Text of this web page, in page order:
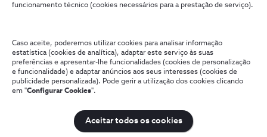
funcionamento técnico (cookies necessários para a prestação de serviço).
Caso aceite, poderemos utilizar cookies para analisar informação
estatística (cookies de analítica), adaptar este serviço às suas
preferências e apresentar-lhe funcionalidades (cookies de personalização
e funcionalidade) e adaptar anúncios aos seus interesses (cookies de
publicidade personalizada). Pode gerir a utilização dos cookies clicando
em "Configurar Cookies".
Aceitar todos os cookies
Qualidade de ServiçoWholesaleTermos e Condições